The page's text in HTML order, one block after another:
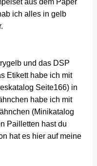
aus dem Paper
ich alles in gelb
und das DSP
Etikett habe ich mit
Seite166) in
habe ich mit
(Minikatalog
Pailletten hast du
hat es hier auf meine